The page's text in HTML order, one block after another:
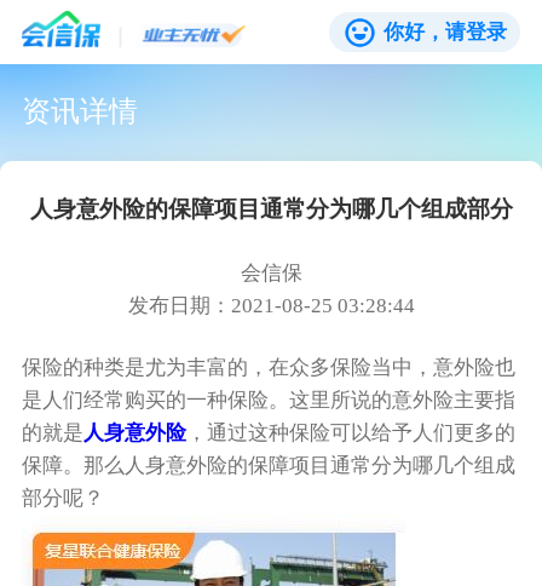
你好，请登录
资讯详情
人身意外险的保障项目通常分为哪几个组成部分
会信保
发布日期：2021-08-25 03:28:44
保险的种类是尤为丰富的，在众多保险当中，意外险也
是人们经常购买的一种保险。这里所说的意外险主要指
的就是人身意外险，通过这种保险可以给予人们更多的
保障。那么人身意外险的保障项目通常分为哪几个组成
部分呢？